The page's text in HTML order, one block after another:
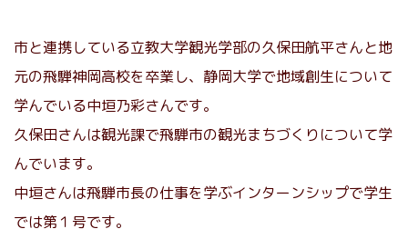
市と連携している立教大学観光学部の久保田航平さんと地
元の飛騨神岡高校を卒業し、静岡大学で地域創生について
学んでいる中垣乃彩さんです。
久保田さんは観光課で飛騨市の観光まちづくりについて学
んでいます。
中垣さんは飛騨市長の仕事を学ぶインターンシップで学生
では第１号です。